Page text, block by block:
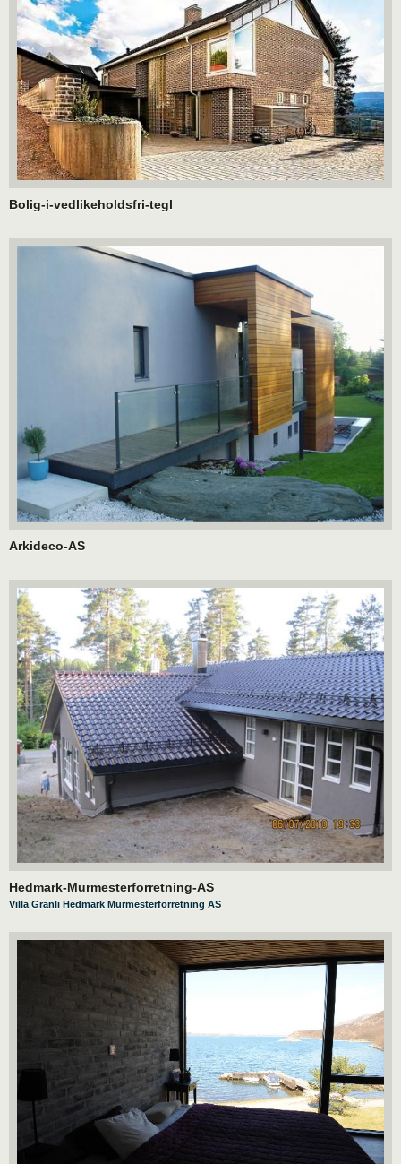
Bolig-i-vedlikeholdsfri-tegl
Arkideco-AS
Hedmark-Murmesterforretning-AS
Villa Granli Hedmark Murmesterforretning AS